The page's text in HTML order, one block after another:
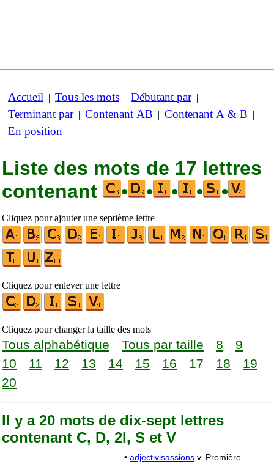
Accueil | Tous les mots | Débutant par|
Terminant par| Contenant AB | Contenant A & B |
En position
Liste des mots de 17 lettres
contenant
• • • • •
Cliquez pour ajouter une septième lettre
Cliquez pour enlever une lettre
Cliquez pour changer la taille des mots
Tous alphabétique Tous par taille 8
9
10
11 12 13 14 15 16 17 18
19
20
Il y a 20 mots de dix-sept lettres
contenant C, D, 2I, S et V
• adjectivisassions v. Première